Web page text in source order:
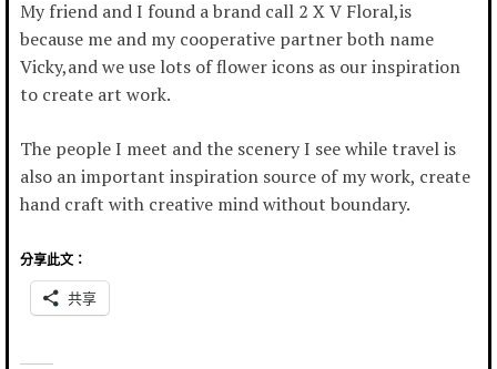
My friend and I found a brand call 2 X V Floral,is
because me and my cooperative partner both name
Vicky,and we use lots of flower icons as our inspiration
to create art work.
The people I meet and the scenery I see while travel is
also an important inspiration source of my work, create
hand craft with creative mind without boundary.
分享此文：
共享